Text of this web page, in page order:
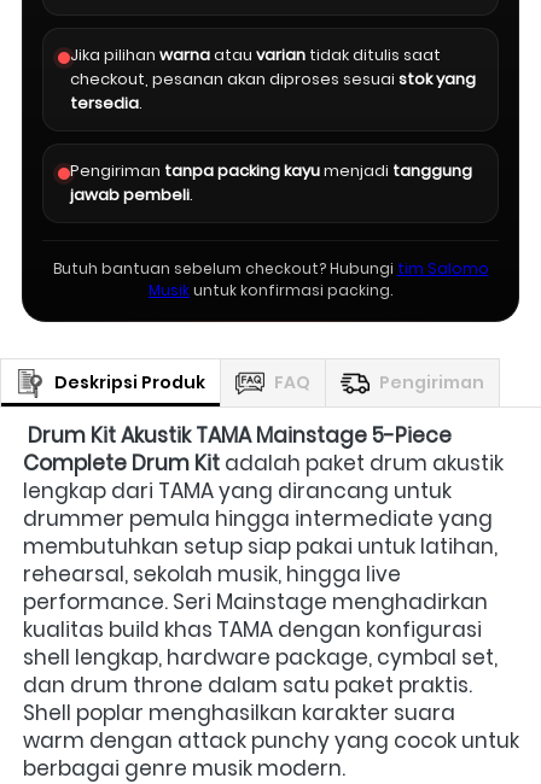
Jika pilihan warnaatau varian tidak ditulis saat
checkout, pesanan akan diproses sesuai stok yang
tersedia.
Pengiriman tanpa packing kayumenjadi tanggung
jawab pembeli.
Butuh bantuan sebelum checkout? Hubungi tim Salomo
Musikuntuk konfirmasi packing.
Deskripsi Produk FAQ Pengiriman
Drum Kit Akustik TAMA Mainstage 5-Piece
Complete Drum Kit adalah paket drum akustik
lengkap dari TAMA yang dirancang untuk
drummer pemula hingga intermediate yang
membutuhkan setup siap pakai untuk latihan,
rehearsal, sekolah musik, hingga live
performance. Seri Mainstage menghadirkan
kualitas build khas TAMA dengan konfigurasi
shell lengkap, hardware package, cymbal set,
dan drum throne dalam satu paket praktis.
Shell poplar menghasilkan karakter suara
warm dengan attack punchy yang cocok untuk
berbagai genre musik modern.